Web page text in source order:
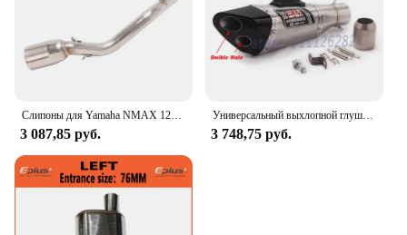
Слипоны для Yamaha NMAX 125 155 NMAX125 NMAX155 2021 2022 мотоциклетный выхлопной эвакуатор мото модификация передней звеньевой трубы с датчиком H2O
3 087,85 руб.
Универсальный выхлопной глушитель Yoshimura R11 для мотоцикла, 51 мм, модифицированный глушитель, двойное отверстие для Z900 MT 07 CB650F NC700 RC390 R15
3 748,75 руб.